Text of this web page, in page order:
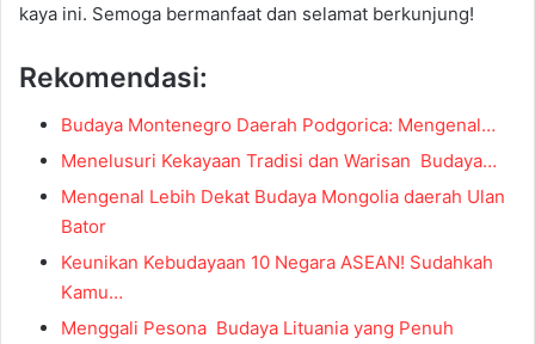
kaya ini. Semoga bermanfaat dan selamat berkunjung!
Rekomendasi:
Budaya Montenegro Daerah Podgorica: Mengenal…
Menelusuri Kekayaan Tradisi dan Warisan Budaya…
Mengenal Lebih Dekat Budaya Mongolia daerah Ulan
Bator
Keunikan Kebudayaan 10 Negara ASEAN! Sudahkah
Kamu…
Menggali Pesona Budaya Lituania yang Penuh